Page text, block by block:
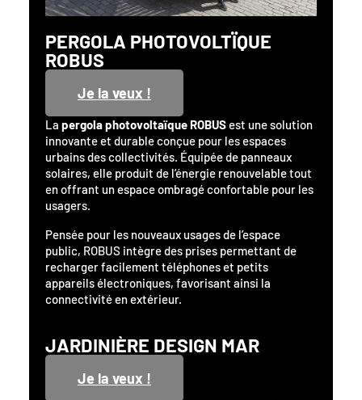
PERGOLA PHOTOVOLTÏQUE
ROBUS
La pergola photovoltaïque ROBUSest une solution
innovante et durable conçue pour les espaces
urbains des collectivités. Équipée de panneaux
solaires, elle produit de l’énergie renouvelable tout
en offrant un espace ombragé confortable pour les
usagers.
Pensée pour les nouveaux usages de l’espace
public, ROBUS intègre des prises permettant de
recharger facilement téléphones et petits
appareils électroniques, favorisant ainsi la
connectivité en extérieur.
Je la veux !
JARDINIÈRE DESIGN MAR
Je la veux !